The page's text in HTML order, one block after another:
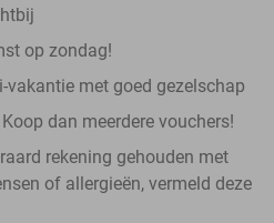
op zondag!
vakantie met goed gezelschap
dan meerdere vouchers!
rekening gehouden met
of allergieën, vermeld deze